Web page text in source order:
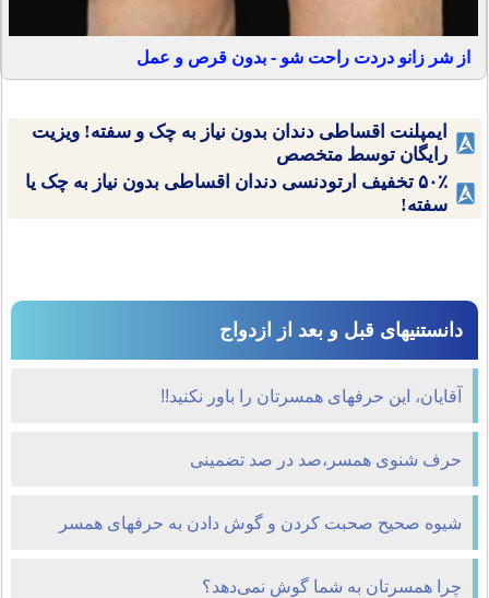
از شر زانو دردت راحت شو - بدون قرص و عمل
ایمپلنت اقساطی دندان بدون نیاز به چک و سفته! ویزیت
رایگان توسط متخصص
۵۰٪ تخفیف ارتودنسی دندان اقساطی بدون نیاز به چک یا
سفته!
دانستنیهای قبل و بعد از ازدواج
آقایان، این حرفهای همسرتان را باور نکنید!!
حرف شنوی همسر،صد در صد تضمینی
شیوه صحیح صحبت کردن و گوش دادن به حرفهای همسر
چرا همسرتان به شما گوش نمی‌دهد؟